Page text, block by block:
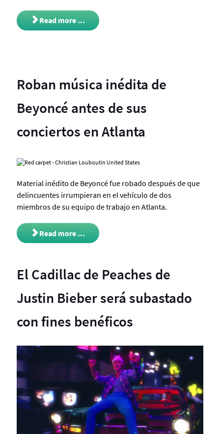
Read more ...
Roban música inédita de
Beyoncé antes de sus
conciertos en Atlanta
Material inédito de Beyoncéfue robado después de que
delincuentes irrumpieran en el vehículo de dos
miembros de su equipo de trabajo en Atlanta.
Read more ...
El Cadillac de Peaches de
Justin Bieber será subastado
con fines benéficos